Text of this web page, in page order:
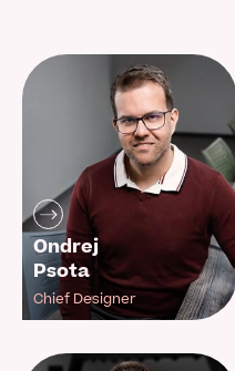
Ondrej
Psota
Chief Designer